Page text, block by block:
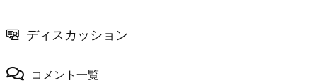
ディスカッション
コメント一覧